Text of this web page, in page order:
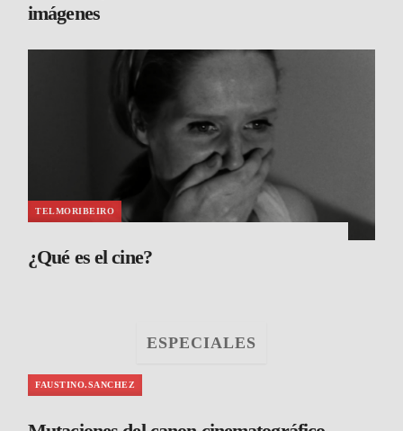
imágenes
TELMORIBEIRO
¿Qué es el cine?
ESPECIALES
FAUSTINO.SANCHEZ